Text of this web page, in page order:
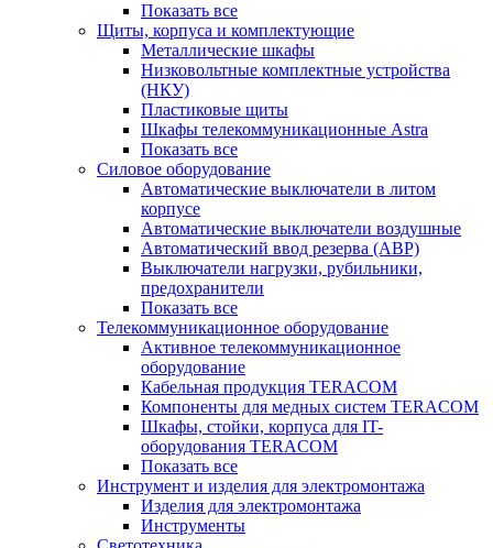
Показать все
Щиты, корпуса и комплектующие
Металлические шкафы
Низковольтные комплектные устройства
(НКУ)
Пластиковые щиты
Шкафы телекоммуникационные Astra
Показать все
Силовое оборудование
Автоматические выключатели в литом
корпусе
Автоматические выключатели воздушные
Автоматический ввод резерва (АВР)
Выключатели нагрузки, рубильники,
предохранители
Показать все
Телекоммуникационное оборудование
Активное телекоммуникационное
оборудование
Кабельная продукция TERACOM
Компоненты для медных систем TERACOM
Шкафы, стойки, корпуса для IT-
оборудования TERACOM
Показать все
Инструмент и изделия для электромонтажа
Изделия для электромонтажа
Инструменты